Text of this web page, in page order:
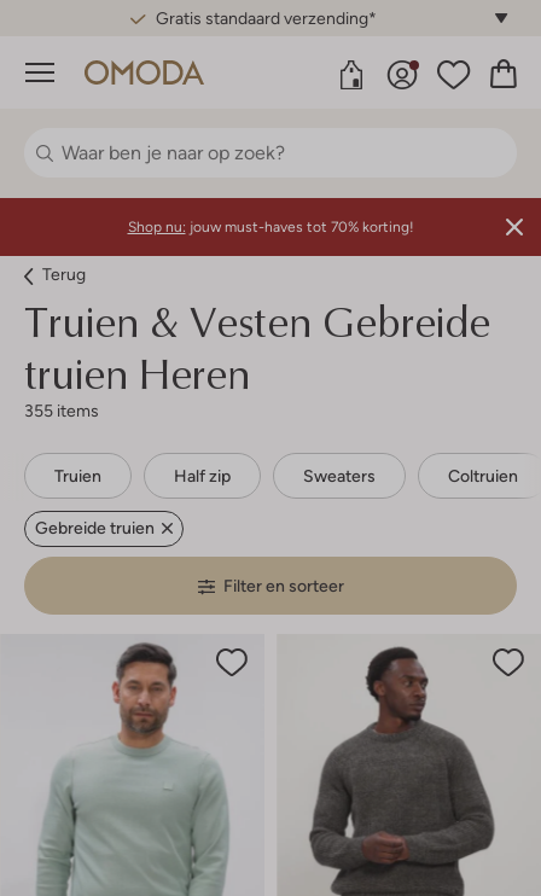
Gratis standaard verzending*
Menu
Shop nu: jouw must-haves tot 70% korting!
Terug
Truien & Vesten Gebreide
truien Heren
355 items
Truien Half zip Sweaters Coltruien
Gebreide truien
Filter en sorteer